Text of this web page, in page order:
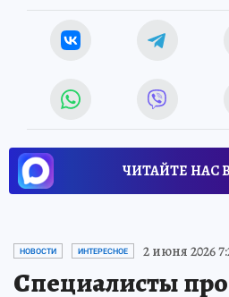
ЧИТАЙТЕ НАС
НОВОСТИ ИНТЕРЕСНОЕ 2 июня 2026
Специалисты